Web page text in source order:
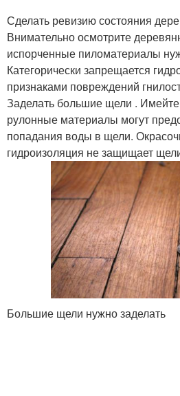
Сделать ревизию состояния
Внимательно осмотрите
испорченные пиломатериалы
Категорически запрещается
признаками повреждений
Заделать большие щели . Имейте
рулонные материалы могут
попадания воды в щели.
гидроизоляция не защищает
Большие щели нужно заделать